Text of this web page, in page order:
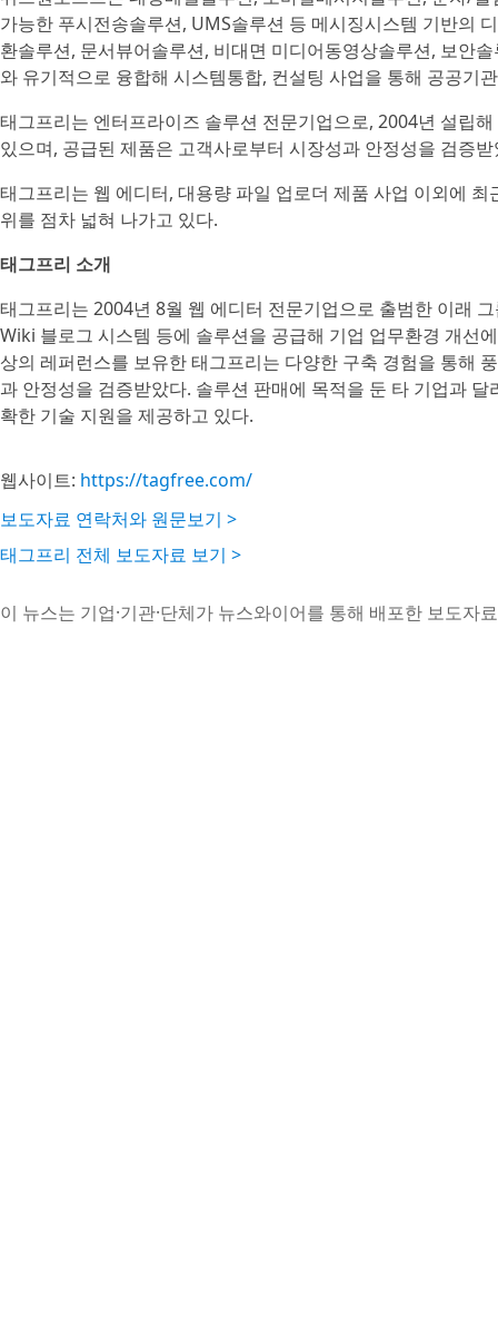
가능한 푸시전송솔루션, UMS솔루션 등 메시징시스템 기반의
환솔루션, 문서뷰어솔루션, 비대면 미디어동영상솔루션, 보안
와 유기적으로 융합해 시스템통합, 컨설팅 사업을 통해 공공기
태그프리는 엔터프라이즈 솔루션 전문기업으로, 2004년 설립
있으며, 공급된 제품은 고객사로부터 시장성과 안정성을 검증
태그프리는 웹 에디터, 대용량 파일 업로더 제품 사업 이외에
위를 점차 넓혀 나가고 있다.
태그프리 소개
태그프리는 2004년 8월 웹 에디터 전문기업으로 출범한 이래
Wiki 블로그 시스템 등에 솔루션을 공급해 기업 업무환경 개선
상의 레퍼런스를 보유한 태그프리는 다양한 구축 경험을 통해
과 안정성을 검증받았다. 솔루션 판매에 목적을 둔 타 기업과
확한 기술 지원을 제공하고 있다.
웹사이트: https://tagfree.com/
보도자료 연락처와 원문보기 >
태그프리 전체 보도자료 보기 >
이 뉴스는 기업·기관·단체가 뉴스와이어를 통해 배포한 보도자